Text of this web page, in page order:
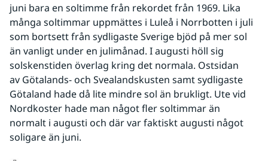
juni bara en soltimme från rekordet från 1969. Lika
många soltimmar uppmättes i Luleå i Norrbotten i juli
som bortsett från sydligaste Sverige bjöd på mer sol
än vanligt under en julimånad. I augusti höll sig
solskenstiden överlag kring det normala. Ostsidan
av Götalands- och Svealandskusten samt sydligaste
Götaland hade då lite mindre sol än brukligt. Ute vid
Nordkoster hade man något fler soltimmar än
normalt i augusti och där var faktiskt augusti något
soligare än juni.